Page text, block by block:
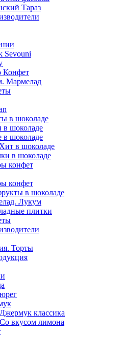
Тараз
Sevouni
Конфет
Мармелад
в шоколаде
в шоколаде
в шоколаде
в шоколаде
в шоколаде
конфет
конфет
в шоколаде
Лукум
плитки
Торты
Джермук классика
Со вкусом лимона